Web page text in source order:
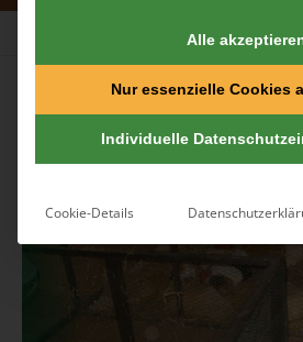
Published9. Juni 2016at 1228×921 in
Alle
Nur essenzielle Cookies
Individuelle
Cookie-Details